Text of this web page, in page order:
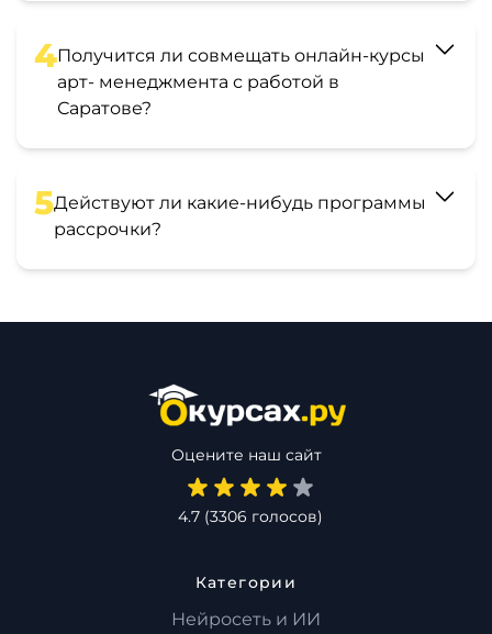
4Получится ли совмещать онлайн-курсы
арт- менеджмента с работой в
Саратове?
5Действуют ли какие-нибудь программы
рассрочки?
Оцените наш сайт
4.7 (3306 голосов)
Категории
Нейросеть и ИИ